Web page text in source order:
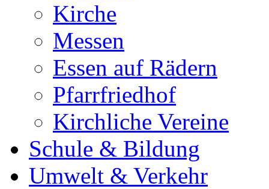
Kirche
Messen
Essen auf Rädern
Pfarrfriedhof
Kirchliche Vereine
Schule & Bildung
Umwelt & Verkehr